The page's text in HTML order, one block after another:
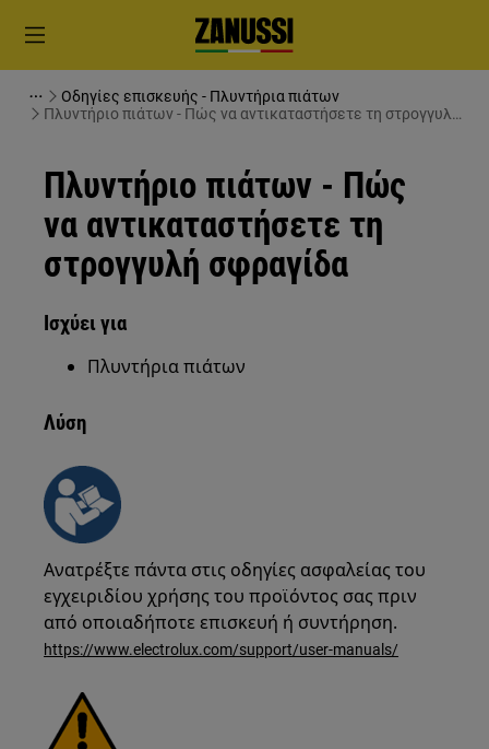
Οδηγίες επισκευής - Πλυντήρια πιάτων
Πλυντήριο πιάτων - Πώς να αντικαταστήσετε τη στρογγυλή
Πλυντήριο πιάτων - Πώς
να αντικαταστήσετε τη
στρογγυλή σφραγίδα
Ισχύει για
Πλυντήρια πιάτων
Λύση
Ανατρέξτε πάντα στις οδηγίες ασφαλείας του
εγχειριδίου χρήσης του προϊόντος σας πριν
από οποιαδήποτε επισκευή ή συντήρηση.
https://www.electrolux.com/support/user-manuals/